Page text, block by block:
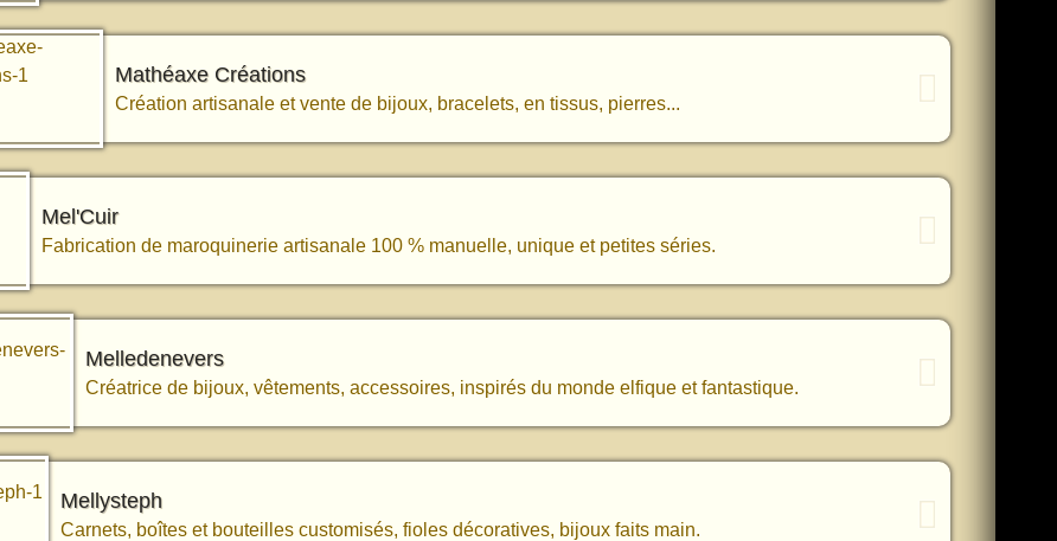
Mathéaxe Créations
Création artisanale et vente de bijoux, bracelets, en tissus, pierres...
Mel'Cuir
Fabrication de maroquinerie artisanale 100 % manuelle, unique et petites séries.
Melledenevers
Créatrice de bijoux, vêtements, accessoires, inspirés du monde elfique et fantastique.
Mellysteph
Carnets, boîtes et bouteilles customisés, fioles décoratives, bijoux faits main.